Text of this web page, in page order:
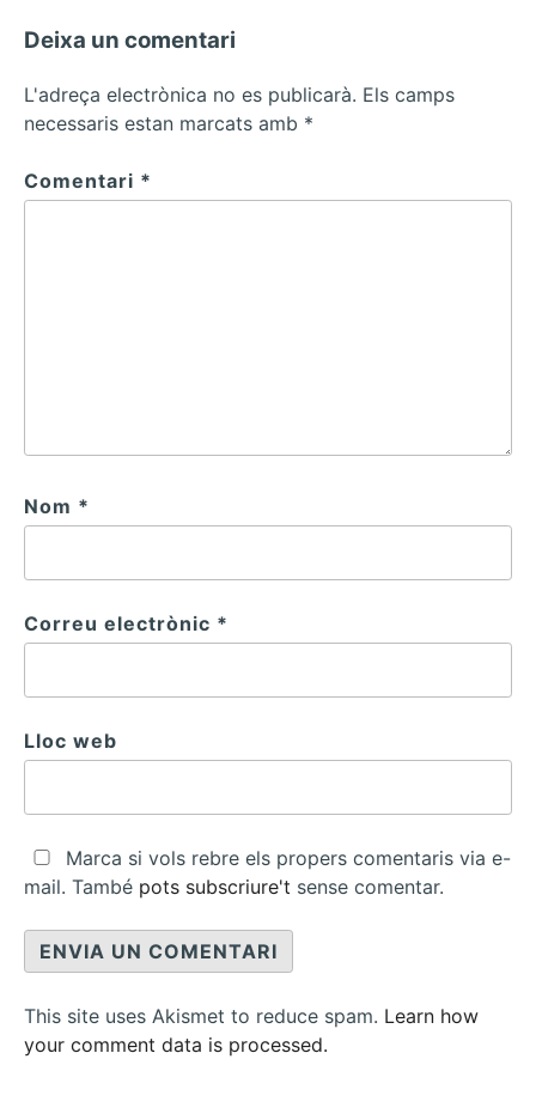
Deixa un comentari
L'adreça electrònica no es publicarà. Els camps
necessaris estan marcats amb *
Comentari *
Nom *
Correu electrònic *
Lloc web
Marca si vols rebre els propers comentaris via e-
mail. També pots subscriure't sense comentar.
This site uses Akismet to reduce spam. Learn how
your comment data is processed.